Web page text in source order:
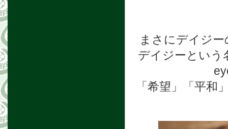
まさにデイジ
デイジーという
「希望」「平和